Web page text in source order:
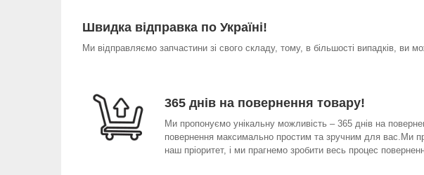
Швидка відправка по Україні!
Ми відправляємо запчастини зі свого складу, тому, в більшості випадків, ви
365 днів на повернення товару!
Ми пропонуємо унікальну можливість – 365 днів на
повернення максимально простим та зручним для вас.Ми
наш пріоритет, і ми прагнемо зробити весь процес